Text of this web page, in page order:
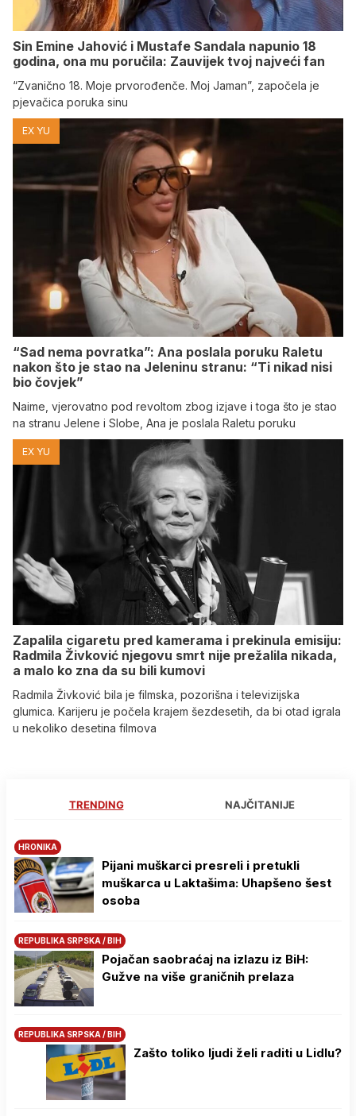
Sin Emine Jahović i Mustafe Sandala napunio 18
godina, ona mu poručila: Zauvijek tvoj najveći fan
“Zvanično 18. Moje prvorođenče. Moj Jaman”, započela je
pjevačica poruka sinu
EX YU
“Sad nema povratka”: Ana poslala poruku Raletu
nakon što je stao na Jeleninu stranu: “Ti nikad nisi
bio čovjek”
Naime, vjerovatno pod revoltom zbog izjave i toga što je stao
na stranu Jelene i Slobe, Ana je poslala Raletu poruku
EX YU
Zapalila cigaretu pred kamerama i prekinula emisiju:
Radmila Živković njegovu smrt nije prežalila nikada,
a malo ko zna da su bili kumovi
Radmila Živković bila je filmska, pozorišna i televizijska
glumica. Karijeru je počela krajem šezdesetih, da bi otad igrala
u nekoliko desetina filmova
TRENDING NAJČITANIJE
HRONIKA
Pijani muškarci presreli i pretukli
muškarca u Laktašima: Uhapšeno šest
osoba
REPUBLIKA SRPSKA / BIH
Pojačan saobraćaj na izlazu iz BiH:
Gužve na više graničnih prelaza
REPUBLIKA SRPSKA / BIH
Zašto toliko ljudi želi raditi u Lidlu?